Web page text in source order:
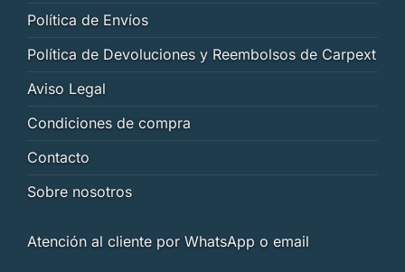
Política de Envíos
Política de Devoluciones y Reembolsos de Carpext
Aviso Legal
Condiciones de compra
Contacto
Sobre nosotros
Atención al cliente por WhatsApp o email